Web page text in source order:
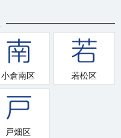
小倉南区 若松区
戸畑区